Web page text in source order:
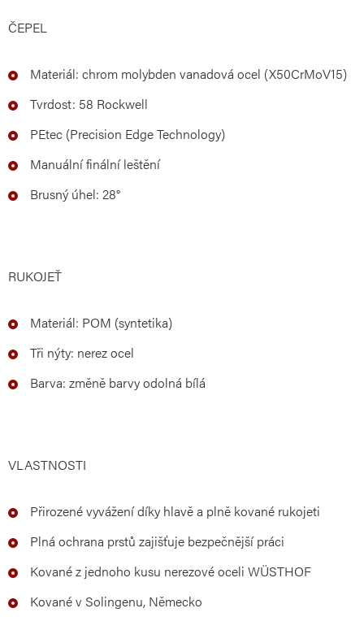
ČEPEL
Materiál: chrom molybden vanadová ocel (X50CrMoV15)
Tvrdost: 58 Rockwell
PEtec (Precision Edge Technology)
Manuální finální leštění
Brusný úhel: 28°
RUKOJEŤ
Materiál: POM (syntetika)
Tři nýty: nerez ocel
Barva: změně barvy odolná bílá
VLASTNOSTI
Přirozené vyvážení díky hlavě a plně kované rukojeti
Plná ochrana prstů zajišťuje bezpečnější práci
Kované z jednoho kusu nerezové oceli WÜSTHOF
Kované v Solingenu, Německo